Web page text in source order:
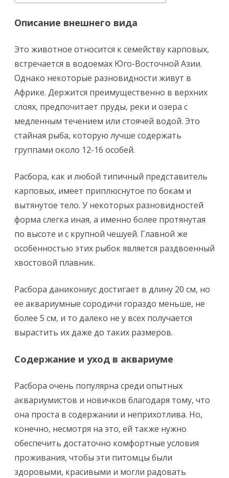
Описание внешнего вида
Это животное относится к семейству карповых,
встречается в водоемах Юго-Восточной Азии.
Однако некоторые разновидности живут в
Африке. Держится преимущественно в верхних
слоях, предпочитает пруды, реки и озера с
медленным течением или стоячей водой. Это
стайная рыба, которую лучше содержать
группами около 12-16 особей.
Расбора, как и любой типичный представитель
карповых, имеет приплюснутое по бокам и
вытянутое тело. У некоторых разновидностей
форма слегка иная, а именно более протянутая
по высоте и с крупной чешуей. Главной же
особенностью этих рыбок является раздвоенный
хвостовой плавник.
Расбора даникониус достигает в длину 20 см, но
ее аквариумные сородичи гораздо меньше, не
более 5 см, и то далеко не у всех получается
вырастить их даже до таких размеров.
Содержание и уход в аквариуме
Расбора очень популярна среди опытных
аквариумистов и новичков благодаря тому, что
она проста в содержании и неприхотлива. Но,
конечно, несмотря на это, ей также нужно
обеспечить достаточно комфортные условия
проживания, чтобы эти питомцы были
здоровыми, красивыми и могли радовать